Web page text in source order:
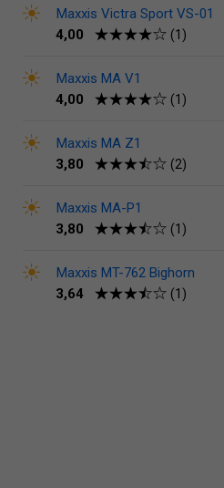
Maxxis Victra Sport VS-01
4,00
(1)
Maxxis MA V1
4,00
(1)
Maxxis MA Z1
3,80
(2)
Maxxis MA-P1
3,80
(1)
Maxxis MT-762 Bighorn
3,64
(1)